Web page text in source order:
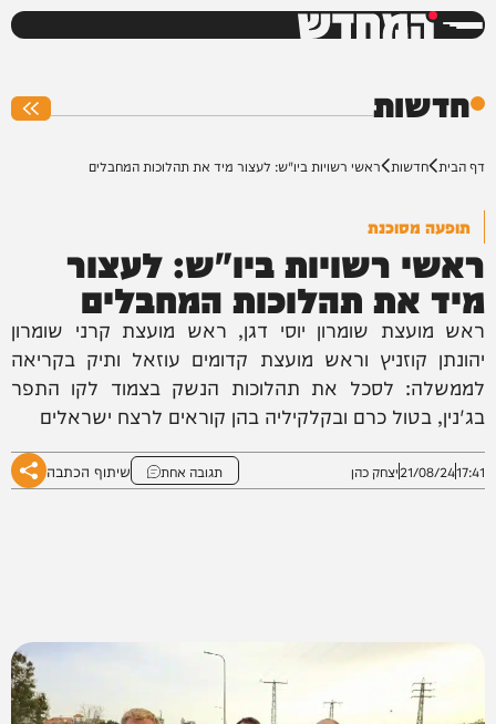
המחדש
חדשות
דף הבית חדשות ראשי רשויות ביו"ש: לעצור מיד את תהלוכות המחבלים
תופעה מסוכנת
ראשי רשויות ביו"ש: לעצור
מיד את תהלוכות המחבלים
ראש מועצת שומרון יוסי דגן, ראש מועצת קרני שומרון
יהונתן קוזניץ וראש מועצת קדומים עוזאל ותיק בקריאה
לממשלה: לסכל את תהלוכות הנשק בצמוד לקו התפר
בג'נין, בטול כרם ובקלקיליה בהן קוראים לרצח ישראלים
17:41
21/08/24יצחק כהן תגובה אחת שיתוף הכתבה